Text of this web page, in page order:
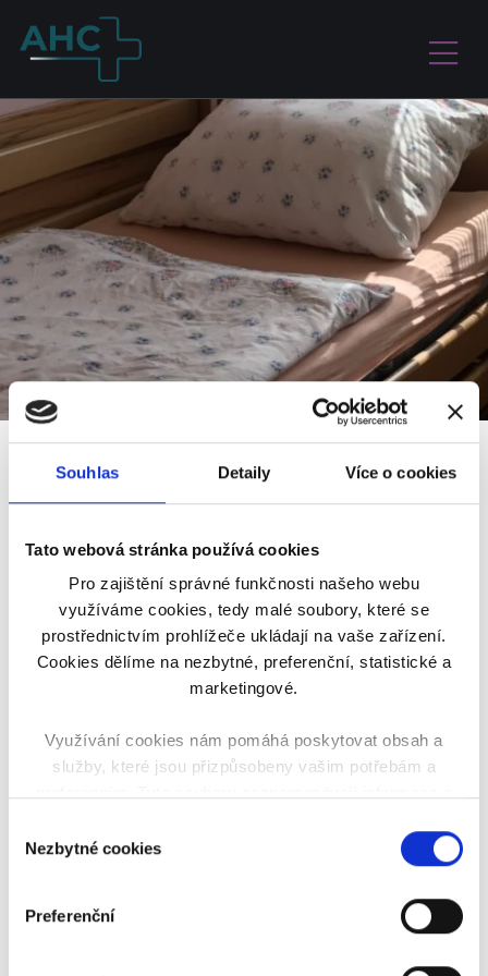
Souhlas Detaily Více o cookies
Tato webová stránka používá cookies
Pro zajištění správné funkčnosti našeho webu
využíváme cookies, tedy malé soubory, které se
prostřednictvím prohlížeče ukládají na vaše zařízení.
Cookies dělíme na nezbytné, preferenční, statistické a
marketingové.
Využívání cookies nám pomáhá poskytovat obsah a
služby, které jsou přizpůsobeny vašim potřebám a
vaše další návštěvy budou jednodušší a rychlejší.
souhlasu
Nezbytné cookies
Preferenční
Nákup
kompenzačních
pomůcek
Cílem projektu je nákup kompenzačních pomůcek
kompenzačních pomůcek Dotek z.ú.
Prostřednictvím poskytování našich služebech
chceme pomáhat umožňovat klientům pobývat co
nejdéle to je možné ve svém domácím prostředí a